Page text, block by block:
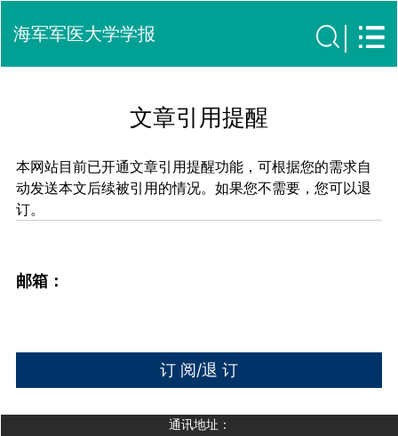
海军军医大学学报
文章引用提醒
本网站目前已开通文章引用提醒功能，可根据您的需求自
动发送本文后续被引用的情况。如果您不需要，您可以退
订。
邮箱：
通讯地址：